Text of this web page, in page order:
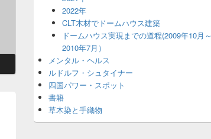
2022年
CLT木材でドームハウス建築
ドームハウス実現までの道程(2009年10月～
2010年7月）
メンタル・ヘルス
ルドルフ・シュタイナー
四国パワー・スポット
書籍
草木染と手織物